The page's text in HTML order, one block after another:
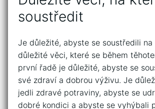
soustředit
Je důležité, abyste se soustředili na
důležité věci, které se během
první řadě je důležité, abyste se
své zdraví a dobrou výživu. Je
jedli zdravé potraviny, abyste se
dobré kondici a abyste se vyhýbali